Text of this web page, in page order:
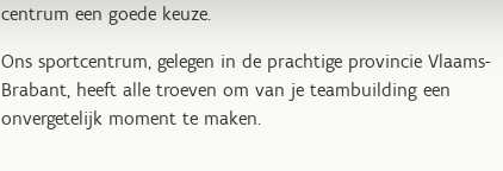
centrum een goede keuze.
Ons sportcentrum, gelegen in de prachtige provincie Vlaams-
Brabant, heeft alle troeven om van je teambuilding een
onvergetelijk moment te maken.